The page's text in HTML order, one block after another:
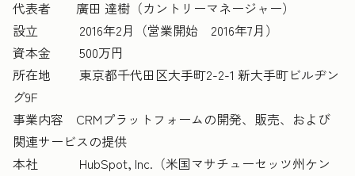
代表者 廣田 達樹（カントリーマネージャー）
設立 2016年2月（営業開始 2016年7月）
資本金 500万円
所在地 東京都千代田区大手町2-2-1 新大手町ビルヂン
グ9F
事業内容 CRMプラットフォームの開発、販売、および
関連サービスの提供
本社 HubSpot, Inc.（米国マサチューセッツ州ケン